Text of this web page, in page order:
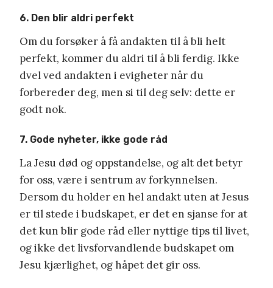
6. Den blir aldri perfekt
Om du forsøker å få andakten til å bli helt
perfekt, kommer du aldri til å bli ferdig. Ikke
dvel ved andakten i evigheter når du
forbereder deg, men si til deg selv: dette er
godt nok.
7. Gode nyheter, ikke gode råd
La Jesu død og oppstandelse, og alt det betyr
for oss, være i sentrum av forkynnelsen.
Dersom du holder en hel andakt uten at Jesus
er til stede i budskapet, er det en sjanse for at
det kun blir gode råd eller nyttige tips til livet,
og ikke det livsforvandlende budskapet om
Jesu kjærlighet, og håpet det gir oss.